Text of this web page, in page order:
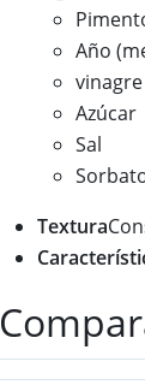
Año
vinagre
Azúcar
Sal
Textura